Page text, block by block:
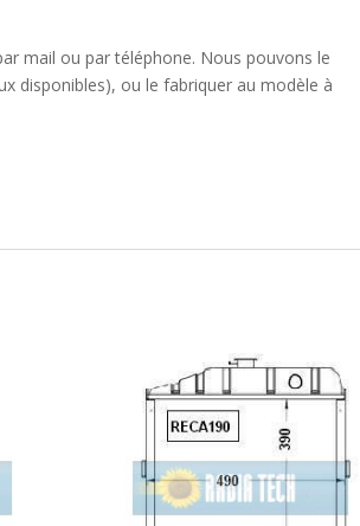
mail ou par téléphone. Nous pouvons le
disponibles), ou le fabriquer au modèle à